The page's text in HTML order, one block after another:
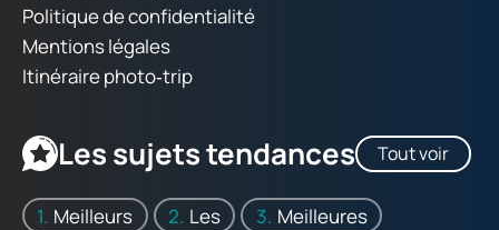
Politique de confidentialité
Mentions légales
Itinéraire photo‑trip
Les sujets tendances Tout voir
Meilleurs Les
Meilleures